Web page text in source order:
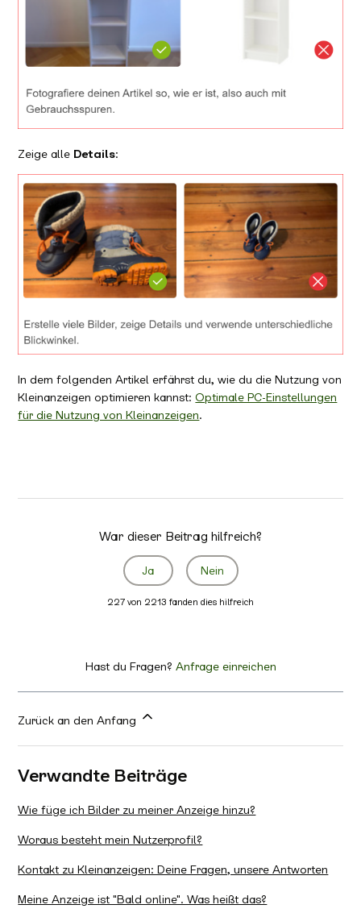
Zeige alle Details:
In dem folgenden Artikel erfährst du, wie du die Nutzung von
Kleinanzeigen optimieren kannst:Optimale PC-Einstellungen
für die Nutzung von Kleinanzeigen.
War dieser Beitrag hilfreich?
Ja Nein
227 von 2213 fanden dies hilfreich
Hast du Fragen? Anfrage einreichen
Zurück an den Anfang
Verwandte Beiträge
Wie füge ich Bilder zu meiner Anzeige hinzu?
Woraus besteht mein Nutzerprofil?
Kontakt zu Kleinanzeigen: Deine Fragen, unsere Antworten
Meine Anzeige ist "Bald online". Was heißt das?